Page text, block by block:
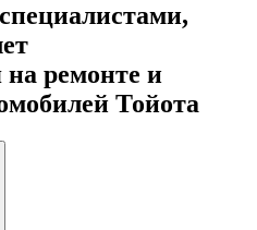
на ремонте и
Тойота